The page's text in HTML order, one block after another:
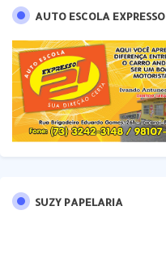
AUTO ESCOLA EXPRESSO
SUZY PAPELARIA